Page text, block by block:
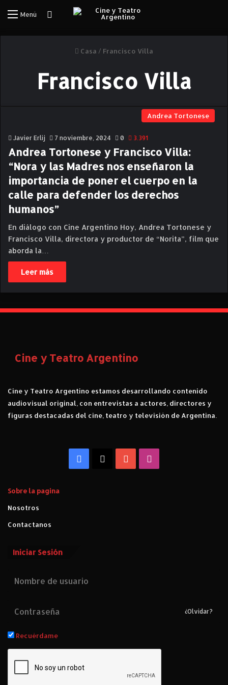
Menú Iniciar Sesión
Casa / Francisco Villa
Francisco Villa
Andrea Tortonese
Javier Erlij 7 noviembre, 2024 0 3.391
Andrea Tortonese y Francisco Villa:
“Nora y las Madres nos enseñaron la
importancia de poner el cuerpo en la
calle para defender los derechos
humanos”
En diálogo con Cine Argentino Hoy, Andrea Tortonese y
Francisco Villa, directora y productor de “Norita”, film que
aborda la…
Leer más
Cine y Teatro Argentino
Cine y Teatro Argentino estamos desarrollando contenido
audiovisual original, con entrevistas a actores, directores y
figuras destacadas del cine, teatro y televisión de Argentina.
Facebook YouTube
Sobre la pagina
Nosotros
Contactanos
Iniciar Sesión
¿Olvidar?
Recuérdame